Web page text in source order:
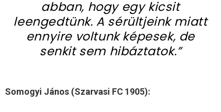
abban, hogy egy kicsit
leengedtünk. A sérültjeink miatt
ennyire voltunk képesek, de
senkit sem hibáztatok.”
Somogyi János (Szarvasi FC 1905):